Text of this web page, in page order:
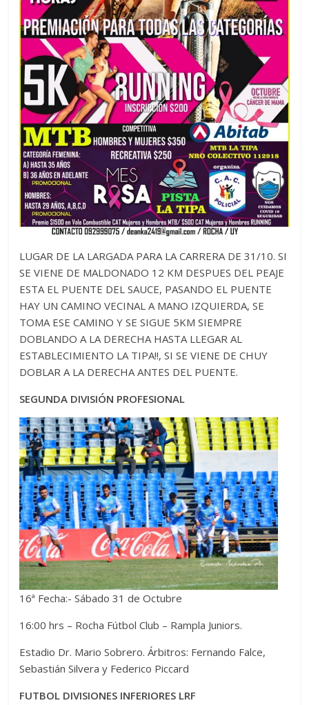
LUGAR DE LA LARGADA PARA LA CARRERA DE 31/10. SI
SE VIENE DE MALDONADO 12 KM DESPUES DEL PEAJE
ESTA EL PUENTE DEL SAUCE, PASANDO EL PUENTE
HAY UN CAMINO VECINAL A MANO IZQUIERDA, SE
TOMA ESE CAMINO Y SE SIGUE 5KM SIEMPRE
DOBLANDO A LA DERECHA HASTA LLEGAR AL
ESTABLECIMIENTO LA TIPA!!, SI SE VIENE DE CHUY
DOBLAR A LA DERECHA ANTES DEL PUENTE.
SEGUNDA DIVISIÓN PROFESIONAL
16ª Fecha:- Sábado 31 de Octubre
16:00 hrs – Rocha Fútbol Club – Rampla Juniors.
Estadio Dr. Mario Sobrero. Árbitros: Fernando Falce,
Sebastián Silvera y Federico Piccard
FUTBOL DIVISIONES INFERIORES LRF